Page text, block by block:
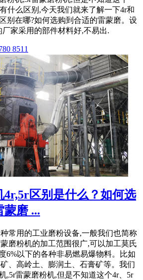
什么区别,今天我们就来了解一下4r和
别在哪?如何选购到合适的雷蒙磨。设
家采用的部件材料好,不易出.
8511
4r,5r区别是什么？如何选
蒙磨 ...
常用的工业磨粉设备,一般我们也简称
磨粉机的加工范围很广,可以加工莫氏
6%以下的各种非易燃易爆物料。比如
、高岭土、膨润土、石膏矿等。我们
,5r雷蒙磨粉机,但是不知道这个4r、5r